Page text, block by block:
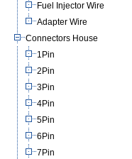
Fuel Injector Wire
Adapter Wire
Connectors House
1Pin
2Pin
3Pin
4Pin
5Pin
6Pin
7Pin